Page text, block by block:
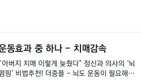
동효과 중 하나 - 치매감속
아버지 치매 이렇게 늦췄다” 정신과 의사의 ‘뇌
핑’ 비법추천! 더중플 - 뇌도 운동이 필요해